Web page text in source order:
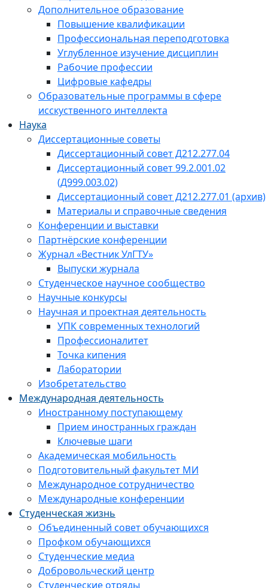
Дополнительное образование
Повышение квалификации
Профессиональная переподготовка
Углубленное изучение дисциплин
Рабочие профессии
Цифровые кафедры
Образовательные программы в сфере
исскуственного интеллекта
Наука
Диссертационные советы
Диссертационный совет Д212.277.04
Диссертационный совет 99.2.001.02
(Д999.003.02)
Диссертационный совет Д212.277.01 (архив)
Материалы и справочные сведения
Конференции и выставки
Партнёрские конференции
Журнал «Вестник УлГТУ»
Выпуски журнала
Студенческое научное сообщество
Научные конкурсы
Научная и проектная деятельность
УПК современных технологий
Профессионалитет
Точка кипения
Лаборатории
Изобретательство
Международная деятельность
Иностранному поступающему
Прием иностранных граждан
Ключевые шаги
Академическая мобильность
Подготовительный факультет МИ
Международное сотрудничество
Международные конференции
Студенческая жизнь
Объединенный совет обучающихся
Профком обучающихся
Студенческие медиа
Добровольческий центр
Студенческие отряды